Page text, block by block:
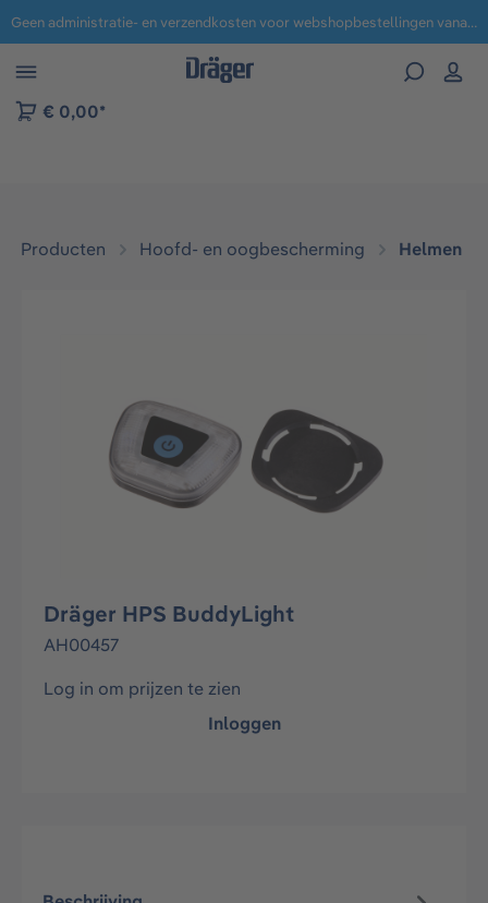
naar navigatie B2B-platform Geen administratie- en verzendkosten voor webshopbestellingen vanaf € 100,-.
€ 0,00*
Producten Hoofd- en oogbescherming Helmen
Dräger HPS BuddyLight
AH00457
Log in om prijzen te zien
Inloggen